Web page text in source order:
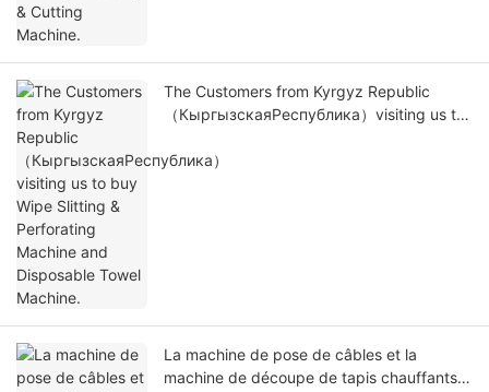
The Customers from Kyrgyz Republic
（КыргызскаяРеспублика）visiting us to
and Disposable Towel Machine.
La machine de pose de câbles et la
machine de découpe de tapis chauffants